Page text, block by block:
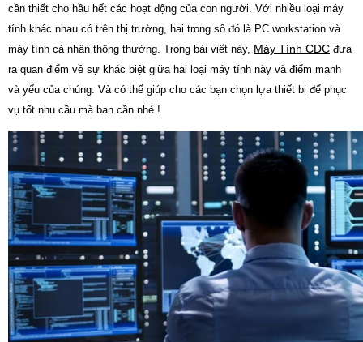
cần thiết cho hầu hết các hoạt động của con người. Với nhiều loại máy
tính khác nhau có trên thị trường, hai trong số đó là PC workstation và
máy tính cá nhân thông thường. Trong bài viết này, Máy Tính CDC đưa
ra quan điểm về sự khác biệt giữa hai loại máy tính này và điểm mạnh
và yếu của chúng. Và có thể giúp cho các bạn chọn lựa thiết bị để phục
vụ tốt nhu cầu mà bạn cần nhé !